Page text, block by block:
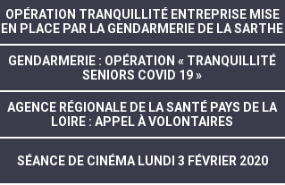
OPÉRATION TRANQUILLITÉ ENTREPRISE MISE
EN PLACE PAR LA GENDARMERIE DE LA SARTHE
GENDARMERIE : OPÉRATION « TRANQUILLITÉ
SENIORS COVID 19 »
AGENCE RÉGIONALE DE LA SANTÉ PAYS DE LA
LOIRE : APPEL À VOLONTAIRES
SÉANCE DE CINÉMA LUNDI 3 FÉVRIER 2020